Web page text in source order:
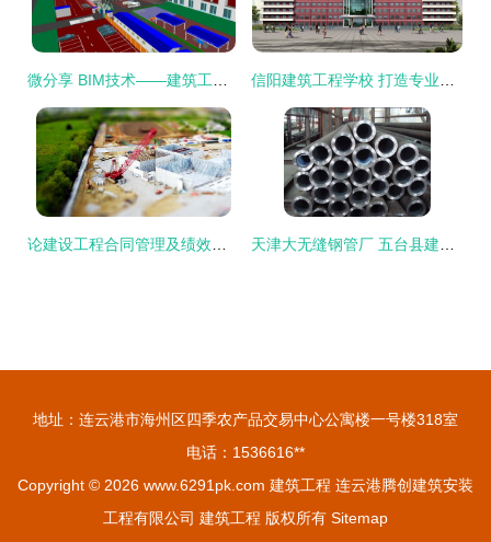
地址：连云港市海州区四季农产品交易中心公寓楼一号楼318室
电话：1536616**
Copyright © 2026 www.6291pk.com 建筑工程 连云港腾创建筑安装
工程有限公司 建筑工程 版权所有 Sitemap